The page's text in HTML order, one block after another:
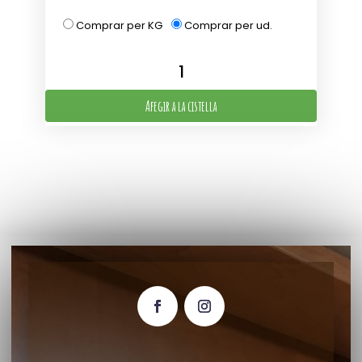
Comprar per KG Comprar per ud.
Afegir a la cistella